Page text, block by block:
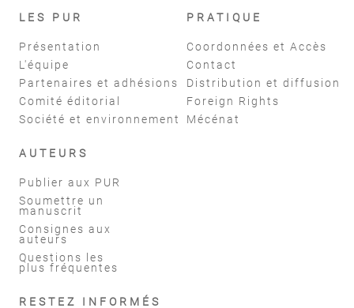
LES PUR
Présentation
L'équipe
Partenaires et adhésions
Comité éditorial
Société et environnement
PRATIQUE
Coordonnées et Accès
Contact
Distribution et diffusion
Foreign Rights
Mécénat
AUTEURS
Publier aux PUR
Soumettre un
manuscrit
Consignes aux
auteurs
Questions les
plus fréquentes
RESTEZ INFORMÉS